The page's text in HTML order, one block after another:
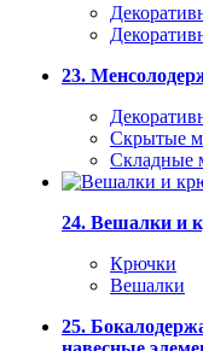
23.
Скрытые
Складные
24. Вешалки и
Крючки
Вешалки
25.